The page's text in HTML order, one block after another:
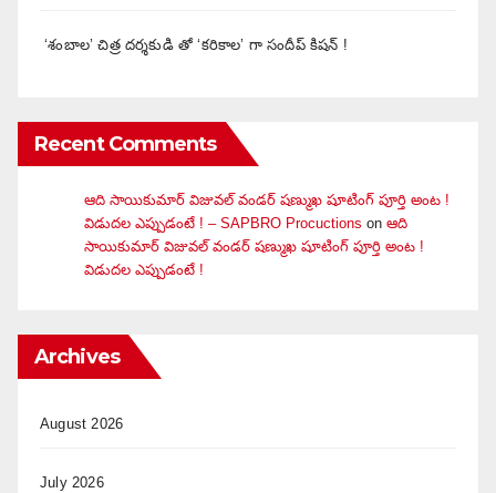
‘శంబాల’ చిత్ర దర్శకుడి తో ‘కరికాల’ గా సందీప్ కిషన్ !
Recent Comments
ఆది సాయికుమార్ విజువ‌ల్ వండ‌ర్ ష‌ణ్ముఖ షూటింగ్ పూర్తి అంట !
విడుదల ఎప్పుడంటే ! – SAPBRO Procuctions on ఆది
సాయికుమార్ విజువ‌ల్ వండ‌ర్ ష‌ణ్ముఖ షూటింగ్ పూర్తి అంట !
విడుదల ఎప్పుడంటే !
Archives
August 2026
July 2026